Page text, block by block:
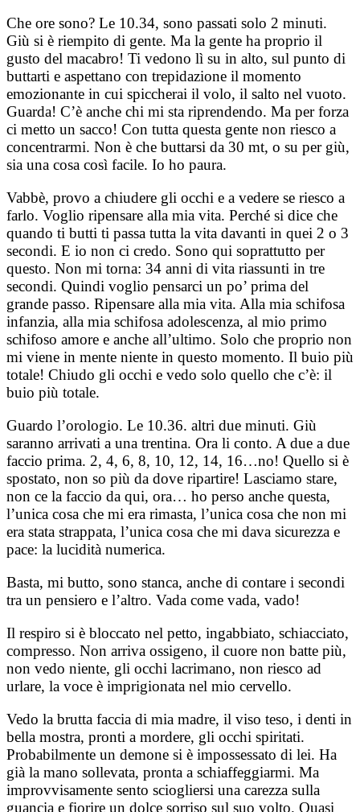
Che ore sono? Le 10.34, sono passati solo 2 minuti.
Giù si è riempito di gente. Ma la gente ha proprio il
gusto del macabro! Ti vedono lì su in alto, sul punto di
buttarti e aspettano con trepidazione il momento
emozionante in cui spiccherai il volo, il salto nel vuoto.
Guarda! C’è anche chi mi sta riprendendo. Ma per forza
ci metto un sacco! Con tutta questa gente non riesco a
concentrarmi. Non è che buttarsi da 30 mt, o su per giù,
sia una cosa così facile. Io ho paura.
Vabbè, provo a chiudere gli occhi e a vedere se riesco a
farlo. Voglio ripensare alla mia vita. Perché si dice che
quando ti butti ti passa tutta la vita davanti in quei 2 o 3
secondi. E io non ci credo. Sono qui soprattutto per
questo. Non mi torna: 34 anni di vita riassunti in tre
secondi. Quindi voglio pensarci un po’ prima del
grande passo. Ripensare alla mia vita. Alla mia schifosa
infanzia, alla mia schifosa adolescenza, al mio primo
schifoso amore e anche all’ultimo. Solo che proprio non
mi viene in mente niente in questo momento. Il buio più
totale! Chiudo gli occhi e vedo solo quello che c’è: il
buio più totale.
Guardo l’orologio. Le 10.36. altri due minuti. Giù
saranno arrivati a una trentina. Ora li conto. A due a due
faccio prima. 2, 4, 6, 8, 10, 12, 14, 16…no! Quello si è
spostato, non so più da dove ripartire! Lasciamo stare,
non ce la faccio da qui, ora… ho perso anche questa,
l’unica cosa che mi era rimasta, l’unica cosa che non mi
era stata strappata, l’unica cosa che mi dava sicurezza e
pace: la lucidità numerica.
Basta, mi butto, sono stanca, anche di contare i secondi
tra un pensiero e l’altro. Vada come vada, vado!
Il respiro si è bloccato nel petto, ingabbiato, schiacciato,
compresso. Non arriva ossigeno, il cuore non batte più,
non vedo niente, gli occhi lacrimano, non riesco ad
urlare, la voce è imprigionata nel mio cervello.
Vedo la brutta faccia di mia madre, il viso teso, i denti in
bella mostra, pronti a mordere, gli occhi spiritati.
Probabilmente un demone si è impossessato di lei. Ha
già la mano sollevata, pronta a schiaffeggiarmi. Ma
improvvisamente sento sciogliersi una carezza sulla
guancia e fiorire un dolce sorriso sul suo volto. Quasi